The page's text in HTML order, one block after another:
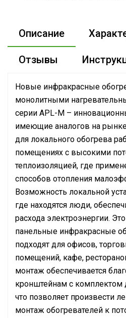
Описание
Отзывы
Новые инфракрасные
монолитными
серии APL-M –
имеющие аналогов на
для локального обогрева
помещениях с высокими
теплоизоляцией, где
способов отопления
Возможность локальной
где находятся люди,
расхода электроэнергии.
панельные инфракрасные
подходят для офисов,
помещений, кафе,
монтаж обеспечивается
кронштейнам с комплектом
что позволяет произвести
монтаж обогревателей к